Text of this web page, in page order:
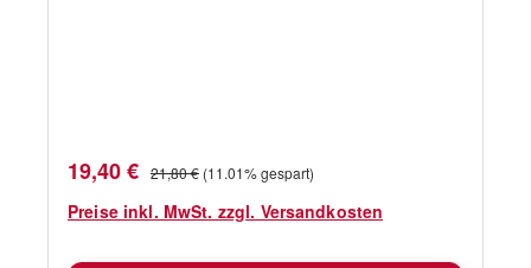
Daten: Bezeichnung Sprenger 10mm
Gleitlagerblock einfach mit Bügel und
Verkaufspreis:
19,40 € Regulärer Preis:
21,80 € (11.01% gespart)
Preise inkl. MwSt. zzgl. Versandkosten